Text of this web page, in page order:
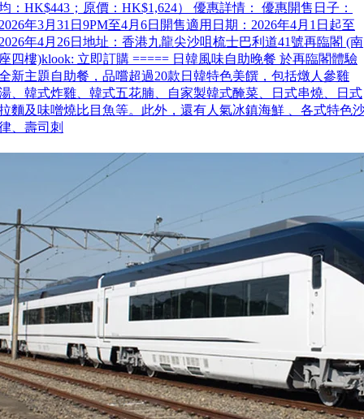
：HK$443；原價：HK$1,624） 優惠詳情： 優惠開售日子：
年3月31日9PM至4月6日開售適用日期：2026年4月1日起至
年4月26日地址：香港九龍尖沙咀梳士巴利道41號再臨閣 (南
四樓)klook: 立即訂購 ===== 日韓風味自助晚餐 於再臨閣體驗
新主題自助餐，品嚐超過20款日韓特色美饌，包括燉人參雞
、韓式炸雞、韓式五花腩、自家製韓式醃菜、日式串燒、日式
麵及味噌燒比目魚等。此外，還有人氣冰鎮海鮮 、各式特色
、壽司刺